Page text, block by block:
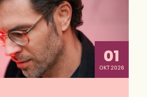
01
OKT 2026